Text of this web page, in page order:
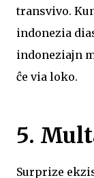
transvivo.
indonezia
indoneziajn
ĉe via loko.
5.
Surprize